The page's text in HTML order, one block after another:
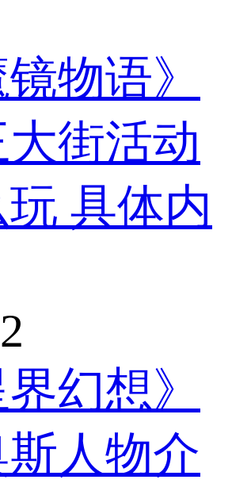
镜物语》
大街活动
具体内
界幻想》
人物介